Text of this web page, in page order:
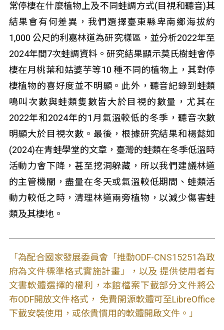
常停棲在什麼植物上及不同蛙調方式(目視和聽音)其
結果會有何差異，我們選擇臺東縣卑南鄉海拔約
1,000 公尺的利嘉林道為研究樣區，並分析2022年至
2024年間7次蛙調資料。研究結果顯示莫氏樹蛙會停
棲在月桃葉和姑婆芋等10 種不同的植物上，其對停
棲植物的喜好度並不明顯。此外，聽音記錄到蛙類
鳴叫次數與蛙類隻數皆大於目視的數量，尤其在
2022年和2024年的1月氣溫較低的冬季，聽音次數
明顯大於目視次數。最後，根據研究結果和楊懿如
(2024)在青蛙學堂的文章，臺灣的蛙類在冬季低溫時
活動力會下降，甚至挖洞躲藏，所以我們建議林道
的主管機關，盡量在冬天或氣溫較低期間、蛙類活
動力較低之時，清理林道兩旁植物，以減少傷害蛙
類及其棲地。
「為配合國家發展委員會「推動ODF-CNS15251為政
府為文件標準格式實施計畫」，以及 提供使用者有
文書軟體選擇的權利，本館檔案下載部分文件將公
布ODF開放文件格式， 免費開源軟體可至LibreOffice
下載安裝使用，或依貴慣用的軟體開啟文件。」